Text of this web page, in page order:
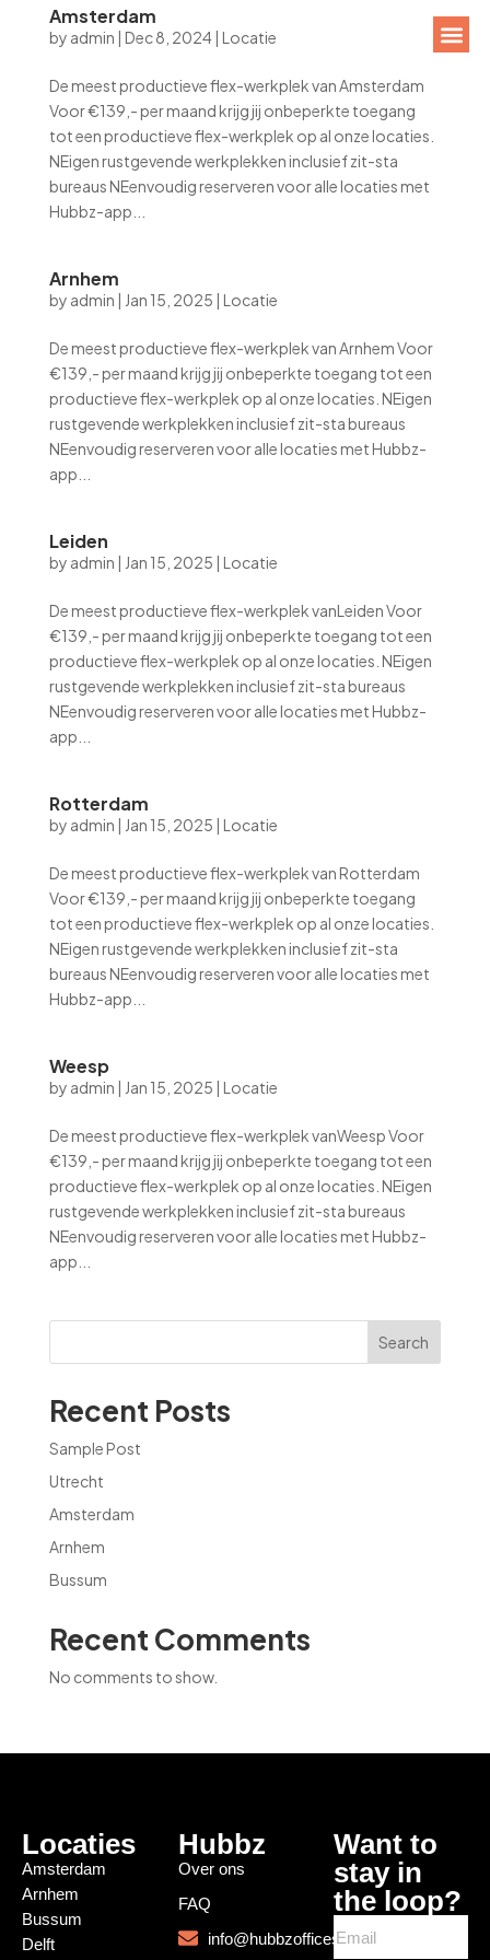
Amsterdam
by admin | Dec 8, 2024| Locatie
De meest productieve flex-werkplek van Amsterdam
Voor €139,- per maand krijg jij onbeperkte toegang
tot een productieve flex-werkplek op al onze locaties.
NEigen rustgevende werkplekken inclusief zit-sta
bureaus NEenvoudig reserveren voor alle locaties met
Hubbz-app...
Arnhem
by admin | Jan 15, 2025 | Locatie
De meest productieve flex-werkplek van Arnhem Voor
€139,- per maand krijg jij onbeperkte toegang tot een
productieve flex-werkplek op al onze locaties. NEigen
rustgevende werkplekken inclusief zit-sta bureaus
NEenvoudig reserveren voor alle locaties met Hubbz-
app...
Leiden
by admin | Jan 15, 2025 | Locatie
De meest productieve flex-werkplek vanLeiden Voor
€139,- per maand krijg jij onbeperkte toegang tot een
productieve flex-werkplek op al onze locaties. NEigen
rustgevende werkplekken inclusief zit-sta bureaus
NEenvoudig reserveren voor alle locaties met Hubbz-
app...
Rotterdam
by admin | Jan 15, 2025 | Locatie
De meest productieve flex-werkplek van Rotterdam
Voor €139,- per maand krijg jij onbeperkte toegang
tot een productieve flex-werkplek op al onze locaties.
NEigen rustgevende werkplekken inclusief zit-sta
bureaus NEenvoudig reserveren voor alle locaties met
Hubbz-app...
Weesp
by admin | Jan 15, 2025 | Locatie
De meest productieve flex-werkplek vanWeesp Voor
€139,- per maand krijg jij onbeperkte toegang tot een
productieve flex-werkplek op al onze locaties. NEigen
rustgevende werkplekken inclusief zit-sta bureaus
NEenvoudig reserveren voor alle locaties met Hubbz-
app...
Search
Recent Posts
Sample Post
Utrecht
Amsterdam
Arnhem
Bussum
Recent Comments
No comments to show.
Locaties
Amsterdam
Arnhem
Bussum
Delft
Hubbz
Over ons
FAQ
info@hubbzoffices.com
Want to
stay in
the loop?